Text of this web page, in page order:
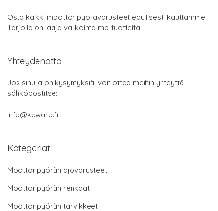
Osta kaikki moottoripyörävarusteet edullisesti kauttamme.
Tarjolla on laaja valikoima mp-tuotteita.
Yhteydenotto
Jos sinulla on kysymyksiä, voit ottaa meihin yhteyttä
sähköpostitse:
info@kawarb.fi
Kategoriat
Moottoripyörän ajovarusteet
Moottoripyörän renkaat
Moottoripyörän tarvikkeet